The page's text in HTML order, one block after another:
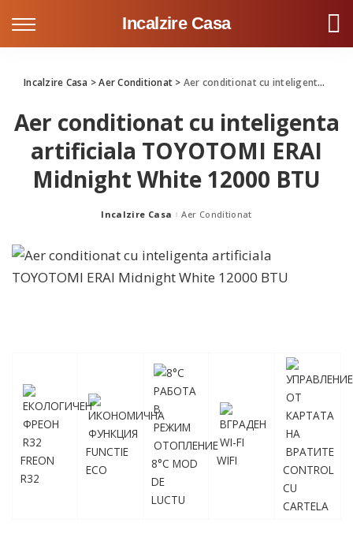
Incalzire Casa
Incalzire Casa >Aer Conditionat > Aer conditionat cu inteligenta artificiala TOYOTOMI ERAI Midnight White 12000 BTU
Aer conditionat cu inteligenta
artificiala TOYOTOMI ERAI
Midnight White 12000 BTU
Posted
Incalzire Casa Aer Conditionat
FREON
R32
FUNCTIE
ECO
8°C MOD
DE
LUCTU
WIFI
CONTROL
CU
CARTELA